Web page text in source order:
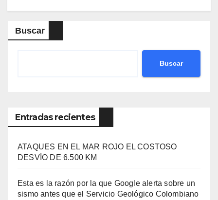
Buscar
Buscar
Entradas recientes
ATAQUES EN EL MAR ROJO EL COSTOSO
DESVÍO DE 6.500 KM
Esta es la razón por la que Google alerta sobre un
sismo antes que el Servicio Geológico Colombiano